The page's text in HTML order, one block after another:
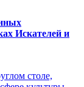
Искателей и